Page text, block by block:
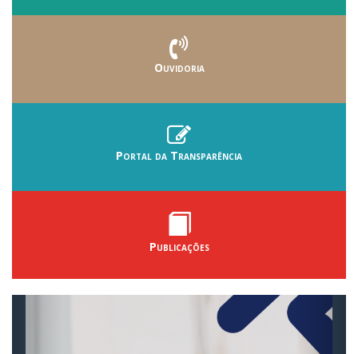
Ouvidoria
Portal da Transparência
Publicações